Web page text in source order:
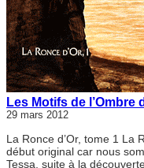
Les Motifs de l’Ombre
29 mars 2012
La Ronce d’Or, tome 1 La
début original car nous
Tessa, suite à la